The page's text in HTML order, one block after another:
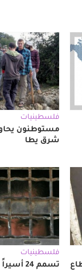
فلسطينيات
مستوطنون
شرق يطا
فلسطينيات
تسمم 24 أسيراً في معتقل "حوارة"